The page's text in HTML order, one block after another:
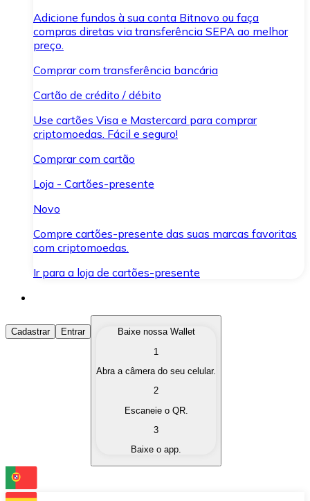
Adicione fundos à sua conta Bitnovo ou faça
compras diretas via transferência SEPA ao melhor
preço.
Comprar com transferência bancária
Cartão de crédito / débito
Use cartões Visa e Mastercard para comprar
criptomoedas. Fácil e seguro!
Comprar com cartão
Loja - Cartões-presente
Novo
Compre cartões-presente das suas marcas favoritas
com criptomoedas.
Ir para a loja de cartões-presente
Comprar Criptomoedas
Compre as criptomoedas de seu interesse de forma
Converta suas criptomoedas em moeda fiduciária
Troque uma criptomoeda por outra
Cadastrar Entrar
Baixe nossa Wallet
1
Abra a câmera do seu celular.
2
Escaneie o QR.
3
Baixe o app.